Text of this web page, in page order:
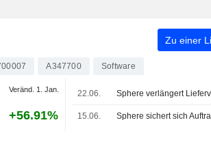
Zu einer
A347700 Software
Veränd. 1. Jan.
+56.91%
22.06.
15.06.